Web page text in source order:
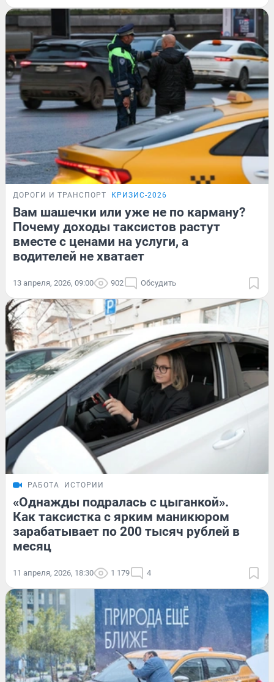
ДОРОГИ И ТРАНСПОРТ КРИЗИС-2026
Вам шашечки или уже не по карману?
Почему доходы таксистов растут
вместе с ценами на услуги, а
водителей не хватает
13 апреля, 2026, 09:00 902 Обсудить
РАБОТА ИСТОРИИ
«Однажды подралась с цыганкой».
Как таксистка с ярким маникюром
зарабатывает по 200 тысяч рублей в
месяц
11 апреля, 2026, 18:30 1 179 4